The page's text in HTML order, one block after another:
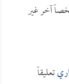
آخر غير
تعليقاً